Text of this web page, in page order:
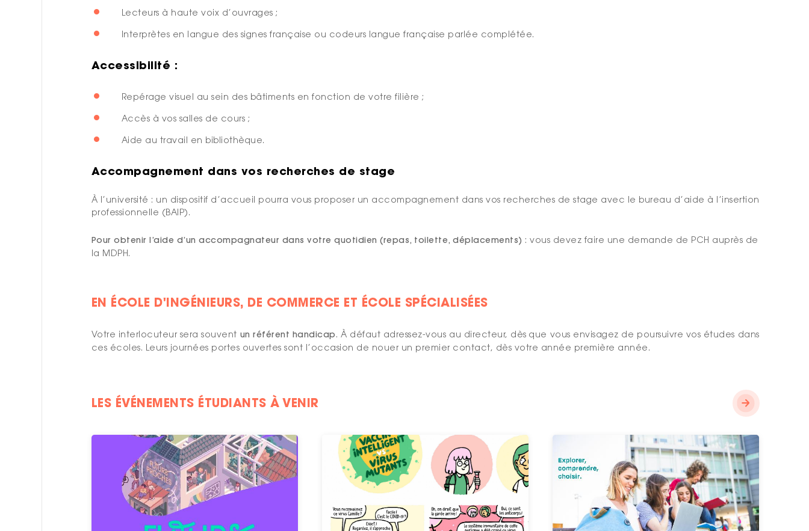
Lecteurs à haute voix d’ouvrages ;
Interprètes en langue des signes française ou codeurs langue française parlée complétée.
Accessibilité :
Repérage visuel au sein des bâtiments en fonction de votre filière ;
Accès à vos salles de cours ;
Aide au travail en bibliothèque.
Accompagnement dans vos recherches de stage
À l’université : un dispositif d’accueil pourra vous proposer un accompagnement dans vos recherches de stage avec le bureau d’aide à l’insertion
professionnelle (BAIP).
Pour obtenir l’aide d’un accompagnateur dans votre quotidien (repas, toilette, déplacements) : vous devez faire une demande de PCH auprès de
la MDPH.
EN ÉCOLE D'INGÉNIEURS, DE COMMERCE ET ÉCOLE SPÉCIALISÉES
Votre interlocuteur sera souvent un référent handicap. À défaut adressez-vous au directeur, dès que vous envisagez de poursuivre vos études dans
ces écoles. Leurs journées portes ouvertes sont l’occasion de nouer un premier contact, dès votre année première année.
LES ÉVÉNEMENTS ÉTUDIANTS À VENIR